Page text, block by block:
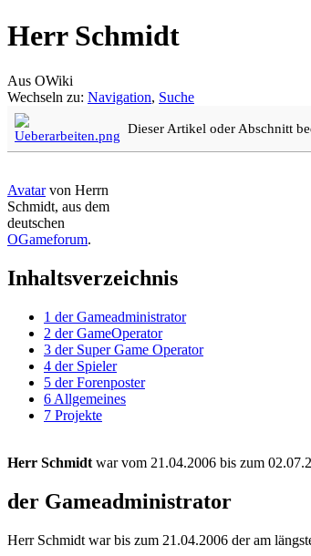
Herr Schmidt
Aus OWiki
Wechseln zu: Navigation, Suche
Dieser Artikel oder Abschnitt
Avatarvon Herrn
Schmidt, aus dem
deutschen
OGameforum.
Inhaltsverzeichnis
1 der Gameadministrator
2 der GameOperator
3 der Super Game Operator
4 der Spieler
5 der Forenposter
6 Allgemeines
7 Projekte
Herr Schmidt war vom 21.04.2006 bis zum
der Gameadministrator
Herr Schmidt war bis zum 21.04.2006 der am